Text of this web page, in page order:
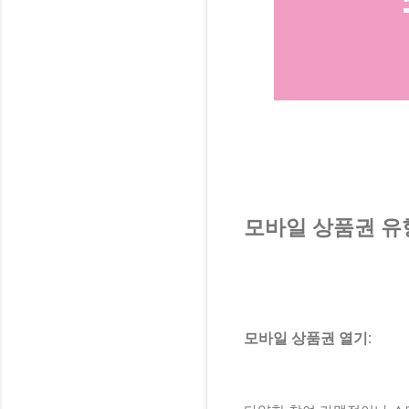
모바일 상품권 유
모바일 상품권 열기: